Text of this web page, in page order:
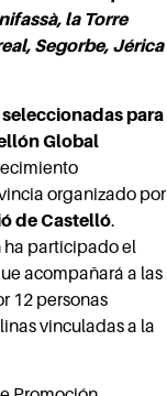
la Torre
Segorbe, Jérica
para
Global
organizado por
de Castelló.
participado el
acompañará a las
12 personas
vinculadas a la